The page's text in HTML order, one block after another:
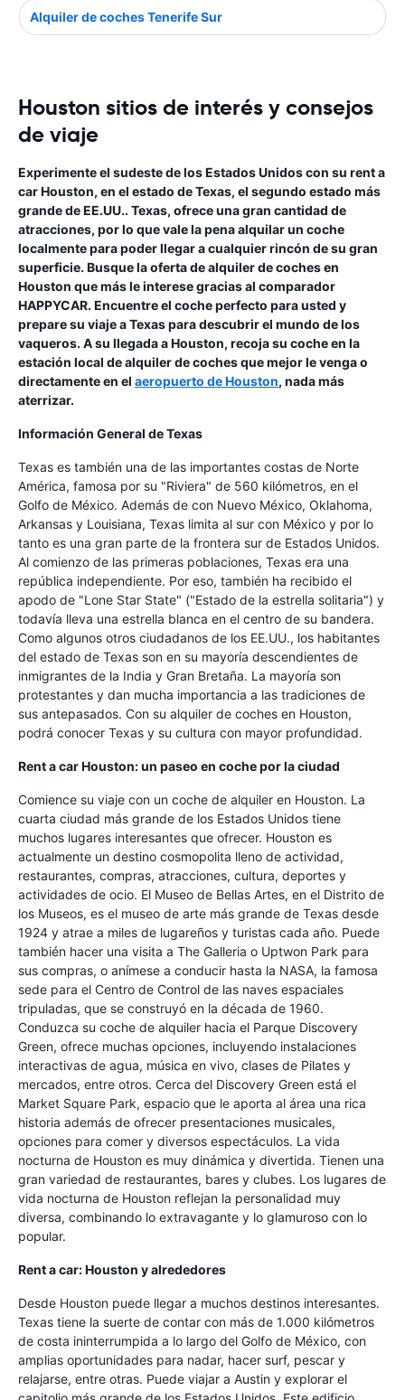
Alquiler de coches Tenerife Sur
Houston sitios de interés y consejos
de viaje
Experimente el sudeste de los Estados Unidos con su rent a
car Houston, en el estado de Texas, el segundo estado más
grande de EE.UU.. Texas, ofrece una gran cantidad de
atracciones, por lo que vale la pena alquilar un coche
localmente para poder llegar a cualquier rincón de su gran
superficie. Busque la oferta de alquiler de coches en
Houston que más le interese gracias al comparador
HAPPYCAR. Encuentre el coche perfecto para usted y
prepare su viaje a Texas para descubrir el mundo de los
vaqueros. A su llegada a Houston, recoja su coche en la
estación local de alquiler de coches que mejor le venga o
directamente en el aeropuerto de Houston, nada más
aterrizar.
Información General de Texas
Texas es también una de las importantes costas de Norte
América, famosa por su "Riviera" de 560 kilómetros, en el
Golfo de México. Además de con Nuevo México, Oklahoma,
Arkansas y Louisiana, Texas limita al sur con México y por lo
tanto es una gran parte de la frontera sur de Estados Unidos.
Al comienzo de las primeras poblaciones, Texas era una
república independiente. Por eso, también ha recibido el
apodo de "Lone Star State" ("Estado de la estrella solitaria") y
todavía lleva una estrella blanca en el centro de su bandera.
Como algunos otros ciudadanos de los EE.UU., los habitantes
del estado de Texas son en su mayoría descendientes de
inmigrantes de la India y Gran Bretaña. La mayoría son
protestantes y dan mucha importancia a las tradiciones de
sus antepasados. Con su alquiler de coches en Houston,
podrá conocer Texas y su cultura con mayor profundidad.
Rent a car Houston: un paseo en coche por la ciudad
Comience su viaje con un coche de alquiler en Houston. La
cuarta ciudad más grande de los Estados Unidos tiene
muchos lugares interesantes que ofrecer. Houston es
actualmente un destino cosmopolita lleno de actividad,
restaurantes, compras, atracciones, cultura, deportes y
actividades de ocio. El Museo de Bellas Artes, en el Distrito de
los Museos, es el museo de arte más grande de Texas desde
1924 y atrae a miles de lugareños y turistas cada año. Puede
también hacer una visita a The Galleria o Uptwon Park para
sus compras, o anímese a conducir hasta la NASA, la famosa
sede para el Centro de Control de las naves espaciales
tripuladas, que se construyó en la década de 1960.
Conduzca su coche de alquiler hacia el Parque Discovery
Green, ofrece muchas opciones, incluyendo instalaciones
interactivas de agua, música en vivo, clases de Pilates y
mercados, entre otros. Cerca del Discovery Green está el
Market Square Park, espacio que le aporta al área una rica
historia además de ofrecer presentaciones musicales,
opciones para comer y diversos espectáculos. La vida
nocturna de Houston es muy dinámica y divertida. Tienen una
gran variedad de restaurantes, bares y clubes. Los lugares de
vida nocturna de Houston reflejan la personalidad muy
diversa, combinando lo extravagante y lo glamuroso con lo
popular.
Rent a car: Houston y alrededores
Desde Houston puede llegar a muchos destinos interesantes.
Texas tiene la suerte de contar con más de 1.000 kilómetros
de costa ininterrumpida a lo largo del Golfo de México, con
amplias oportunidades para nadar, hacer surf, pescar y
relajarse, entre otras. Puede viajar a Austin y explorar el